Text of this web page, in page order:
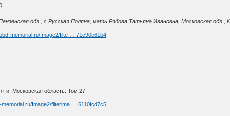
обл., с.Русская Поляна, мать Рябова Татьяна Ивановна, Московская обл.,
memorial.ru/Image2/filte … 71c90e61b4
Московская область. Том 27
memorial.ru/Image2/filterima … 6110fcd7c5